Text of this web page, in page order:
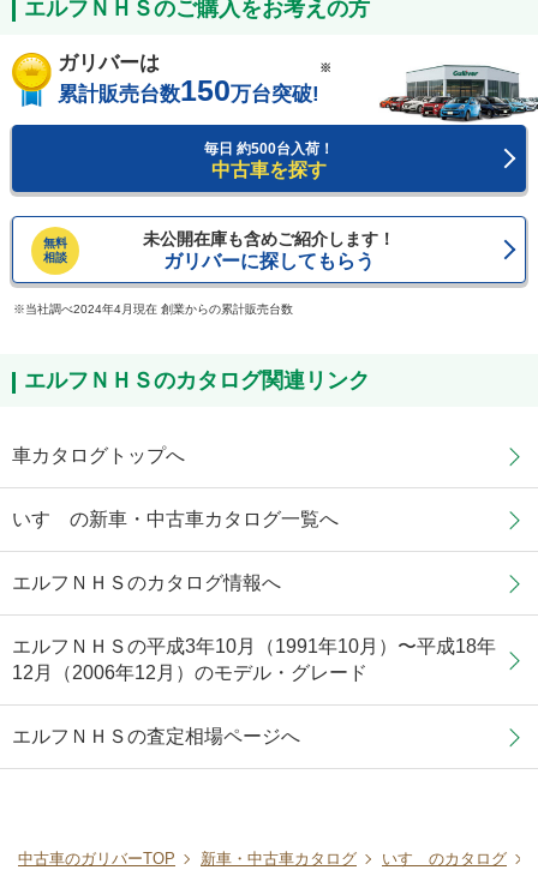
エルフＮＨＳのご購入をお考えの方
ガリバーは
累計販売台数150万台突破!
※
毎日 約500台入荷！
中古車を探す
無料
相談
未公開在庫も含めご紹介します！
ガリバーに探してもらう
当社調べ2024年4月現在 創業からの累計販売台数
エルフＮＨＳのカタログ関連リンク
車カタログトップへ
いすゞの新車・中古車カタログ一覧へ
エルフＮＨＳのカタログ情報へ
エルフＮＨＳの平成3年10月（1991年10月）〜平成18年
12月（2006年12月）のモデル・グレード
エルフＮＨＳの査定相場ページへ
中古車のガリバーTOP 新車・中古車カタログ いすゞのカタログ